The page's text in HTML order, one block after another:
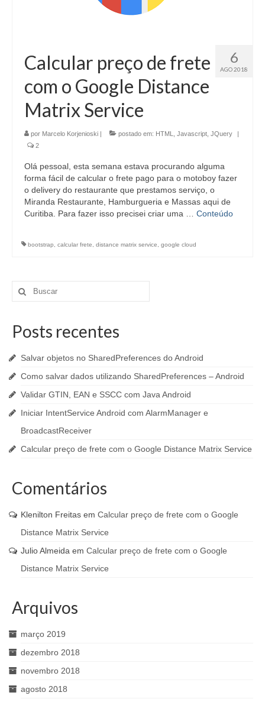
6
AGO 2018
Calcular preço de frete
com o Google Distance
Matrix Service
por Marcelo Korjenioski | postado em: HTML Javascript JQuery
|
2
Olá pessoal, esta semana estava procurando alguma
forma fácil de calcular o frete pago para o motoboy fazer
o delivery do restaurante que prestamos serviço, o
Miranda Restaurante, Hamburgueria e Massas aqui de
Curitiba. Para fazer isso precisei criar uma … Conteúdo
bootstrap calcular frete distance matrix service google cloud
Buscar
por:
Posts recentes
Salvar objetos no SharedPreferences do Android
Como salvar dados utilizando SharedPreferences – Android
Validar GTIN, EAN e SSCC com Java Android
Iniciar IntentService Android com AlarmManager e
BroadcastReceiver
Calcular preço de frete com o Google Distance Matrix Service
Comentários
Klenilton Freitas em Calcular preço de frete com o Google
Distance Matrix Service
Julio Almeida em Calcular preço de frete com o Google
Distance Matrix Service
Arquivos
março 2019
dezembro 2018
novembro 2018
agosto 2018